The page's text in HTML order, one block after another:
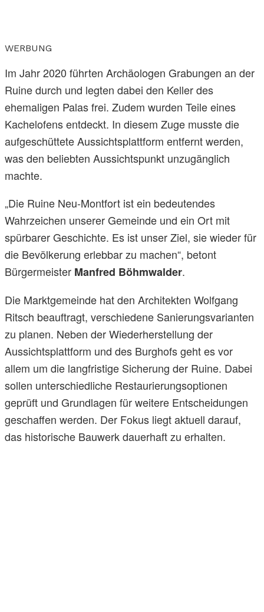
WERBUNG
Im Jahr 2020 führten Archäologen Grabungen an der
Ruine durch und legten dabei den Keller des
ehemaligen Palas frei. Zudem wurden Teile eines
Kachelofens entdeckt. In diesem Zuge musste die
aufgeschüttete Aussichtsplattform entfernt werden,
was den beliebten Aussichtspunkt unzugänglich
machte.
„Die Ruine Neu-Montfort ist ein bedeutendes
Wahrzeichen unserer Gemeinde und ein Ort mit
spürbarer Geschichte. Es ist unser Ziel, sie wieder für
die Bevölkerung erlebbar zu machen“, betont
Bürgermeister Manfred Böhmwalder.
Die Marktgemeinde hat den Architekten Wolfgang
Ritsch beauftragt, verschiedene Sanierungsvarianten
zu planen. Neben der Wiederherstellung der
Aussichtsplattform und des Burghofs geht es vor
allem um die langfristige Sicherung der Ruine. Dabei
sollen unterschiedliche Restaurierungsoptionen
geprüft und Grundlagen für weitere Entscheidungen
geschaffen werden. Der Fokus liegt aktuell darauf,
das historische Bauwerk dauerhaft zu erhalten.